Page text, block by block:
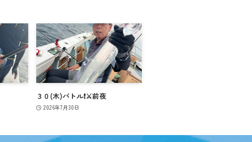
３０(木)バトル❗️⚔️前夜
2026年7月30日